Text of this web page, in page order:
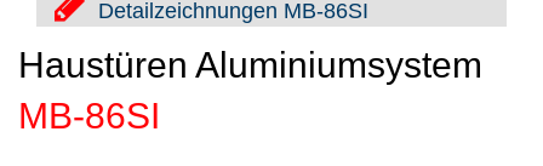
Hebeschiebetüren Holz
Hebeschiebetüren Holz-Alu
Nebeneinganstüren
Pivottüren
Fensterscheiben
Anleitungen
Detailzeichnungen MB-86SI
Haustüren Aluminiumsystem
MB-86SI